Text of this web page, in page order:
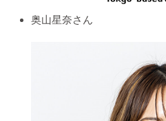
奥山星奈さん